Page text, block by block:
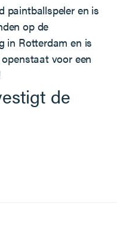
paintballspeler en is
op de
in Rotterdam en is
voor een
de